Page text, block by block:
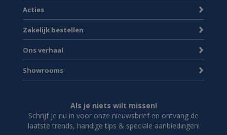
Acties
Zakelijk bestellen
Ons verhaal
Showrooms
Als je niets wilt missen!
Schrijf je nu in voor onze nieuwsbrief en ontvang de
laatste trends, handige tips & speciale aanbiedingen!